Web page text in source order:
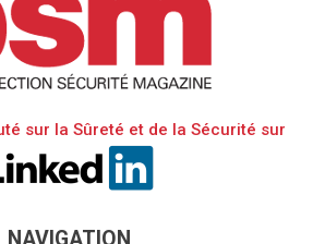
sur la Sûreté et de la Sécurité sur